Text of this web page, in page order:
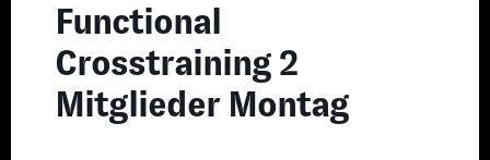
Functional
Crosstraining 2
Mitglieder Montag